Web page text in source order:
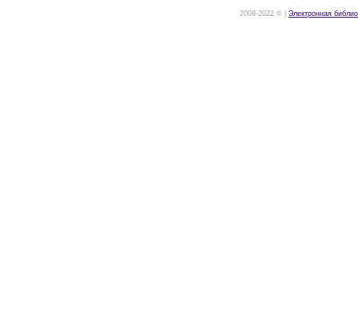
2008-2022 © | Электронная